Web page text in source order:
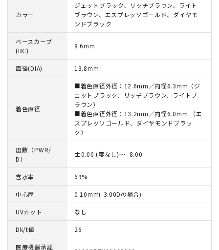
カラー
ジェットブラック、リッチブラウン、ライト
ブラウン、エスプレッソゴールド、ダイヤモ
ンドブラック
ベースカーブ
(BC)
8.6mm
直径(DIA) 13.8mm
着色直径
■着色直径外径：12.6mm／内径6.3mm（ジ
ェットブラック、リッチブラウン、ライトブ
ラウン）
■着色直径外径：13.2mm／内径6.0mm （エ
スプレッソゴールド、ダイヤモンドブラッ
ク）
度数（PWR/
D）
±0.00 (度なし)～ -8.00
含水率 69%
中心厚 0.10mm(-3.00Dの場合)
UVカット なし
Dk/t値 26
医療機器承認